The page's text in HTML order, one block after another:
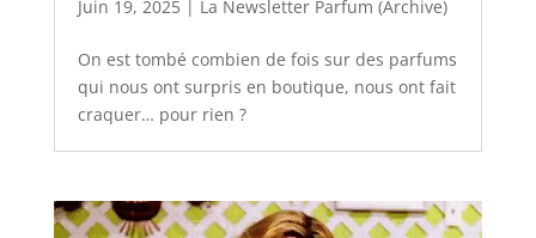
Juin 19, 2025| La Newsletter Parfum (Archive)
On est tombé combien de fois sur des parfums
qui nous ont surpris en boutique, nous ont fait
craquer… pour rien ?